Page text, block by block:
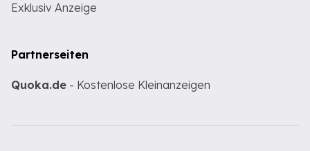
Exklusiv Anzeige
Partnerseiten
Quoka.de - Kostenlose Kleinanzeigen